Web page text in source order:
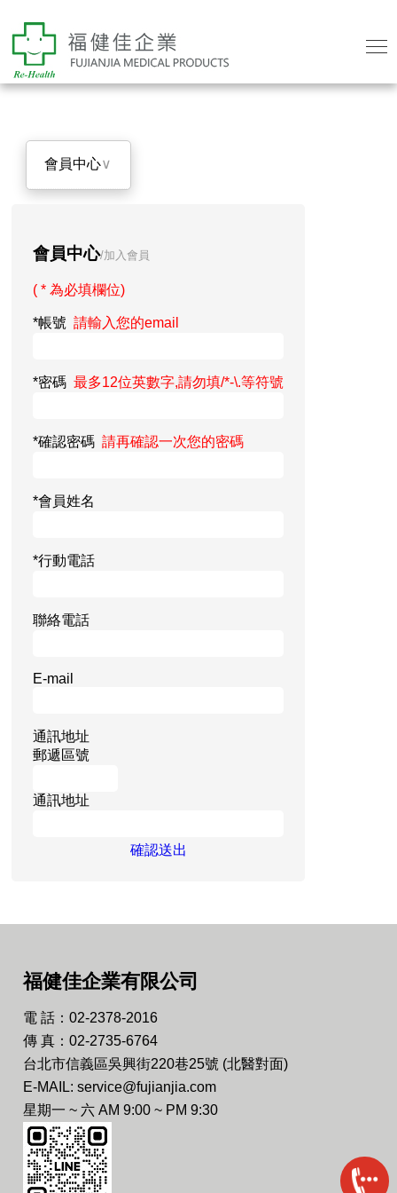
會員中心∨
會員中心/加入會員
( * 為必填欄位)
*帳號 請輸入您的email
*密碼 最多12位英數字,請勿填/*-\.等符號
*確認密碼 請再確認一次您的密碼
*會員姓名
*行動電話
聯絡電話
E-mail
通訊地址
郵遞區號
通訊地址
確認送出
福健佳企業有限公司
電 話：02-2378-2016
傳 真：02-2735-6764
台北市信義區吳興街220巷25號 (北醫對面)
E-MAIL: service@fujianjia.com
星期一 ~ 六 AM 9:00 ~ PM 9:30